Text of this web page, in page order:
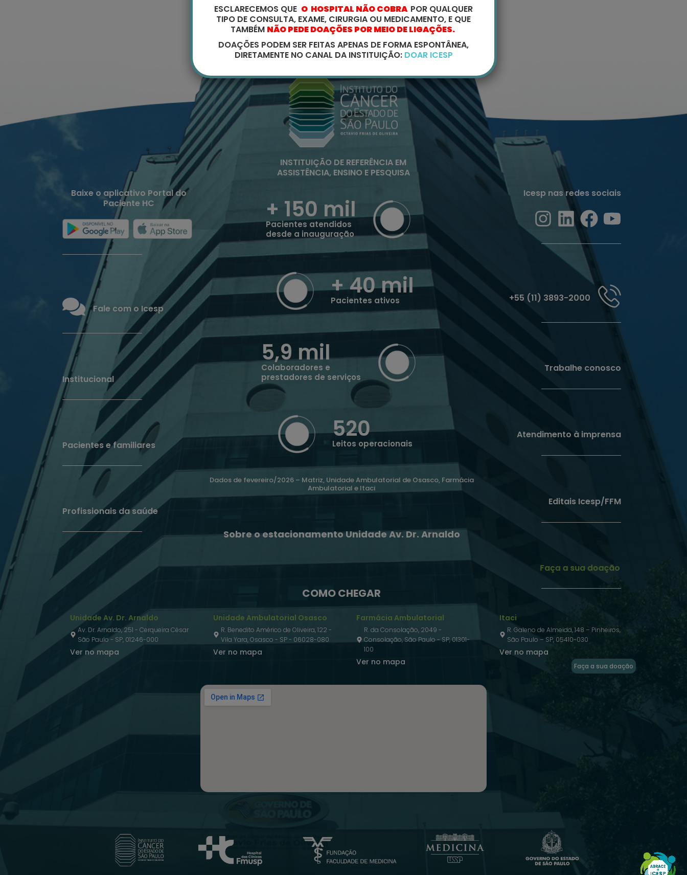
ESCLARECEMOS QUE O HOSPITAL NÃO COBRA POR QUALQUER
TIPO DE CONSULTA, EXAME, CIRURGIA OU MEDICAMENTO, E QUE
TAMBÉM NÃO PEDE DOAÇÕES POR MEIO DE LIGAÇÕES.
DOAÇÕES PODEM SER FEITAS APENAS DE FORMA ESPONTÂNEA,
DIRETAMENTE NO CANAL DA INSTITUIÇÃO: DOAR ICESP
INSTITUIÇÃO DE REFERÊNCIA EM
ASSISTÊNCIA, ENSINO E PESQUISA
Baixe o aplicativo Portal do
Paciente HC
Fale com o Icesp
Institucional
Pacientes e familiares
Profissionais da saúde
+ 150 mil
Pacientes atendidos
desde a inauguração
+ 40mil
Pacientes ativos
5,9mil
Colaboradores e
prestadores de serviços
520
Leitos operacionais
Dados de fevereiro/2026 – Matriz, Unidade Ambulatorial de Osasco, Farmácia
Ambulatorial e Itaci
Sobre o estacionamento Unidade Av. Dr. Arnaldo
COMO CHEGAR
Icesp nas redes sociais
+55 (11) 3893-2000
Trabalhe conosco
Atendimento à imprensa
Editais Icesp/FFM
Faça a sua doação
Unidade Av. Dr. Arnaldo
Av. Dr. Arnaldo, 251 - Cerqueira César
São Paulo - SP, 01246-000
Ver no mapa
Unidade Ambulatorial Osasco
R. Benedito Américo de Oliveira, 122 -
Vila Yara, Osasco - SP - 06028-080
Ver no mapa
Farmácia Ambulatorial
R. da Consolação, 2049 -
Consolação, São Paulo - SP, 01301-
100
Ver no mapa
Itaci
R. Galeno de Almeida, 148 – Pinheiros,
São Paulo – SP, 05410-030
Ver no mapa
Faça a sua doação